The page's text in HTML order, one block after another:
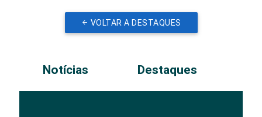
VOLTAR A DESTAQUES
Notícias Destaques